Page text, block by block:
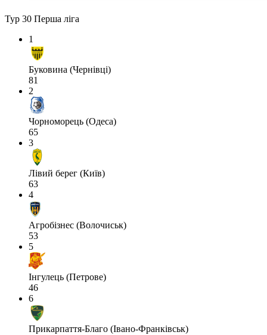
Тур 30 Перша ліга
1
Буковина (Чернівці)
81
2
Чорноморець (Одеса)
65
3
Лівий берег (Київ)
63
4
Агробізнес (Волочиськ)
53
5
Інгулець (Петрове)
46
6
Прикарпаття-Благо (Івано-Франківськ)